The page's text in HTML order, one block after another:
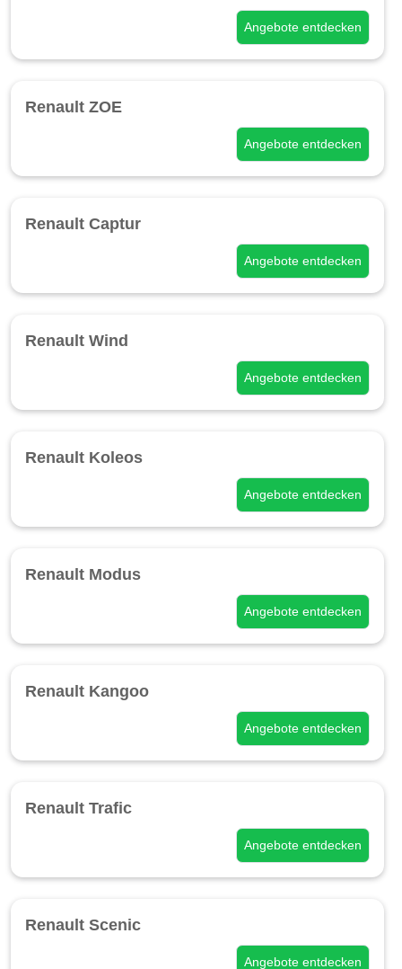
Angebote entdecken
Renault ZOE
Angebote entdecken
Renault Captur
Angebote entdecken
Renault Wind
Angebote entdecken
Renault Koleos
Angebote entdecken
Renault Modus
Angebote entdecken
Renault Kangoo
Angebote entdecken
Renault Trafic
Angebote entdecken
Renault Scenic
Angebote entdecken